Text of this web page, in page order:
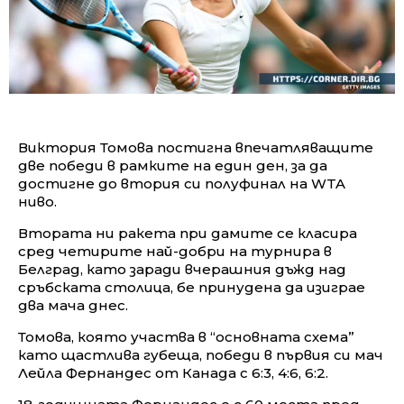
Виктория Томова постигна впечатляващите
две победи в рамките на един ден, за да
достигне до втория си полуфинал на WTA
ниво.
Втората ни ракета при дамите се класира
сред четирите най-добри на турнира в
Белград, като заради вчерашния дъжд над
сръбската столица, бе принудена да изиграе
два мача днес.
Томова, която участва в “основната схема”
като щастлива губеща, победи в първия си мач
Лейла Фернандес от Канада с 6:3, 4:6, 6:2.